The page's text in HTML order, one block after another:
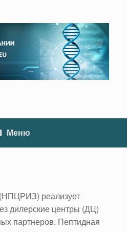
Меню
реализует
дилерские центры (ДЦ)
партнеров. Пептидная